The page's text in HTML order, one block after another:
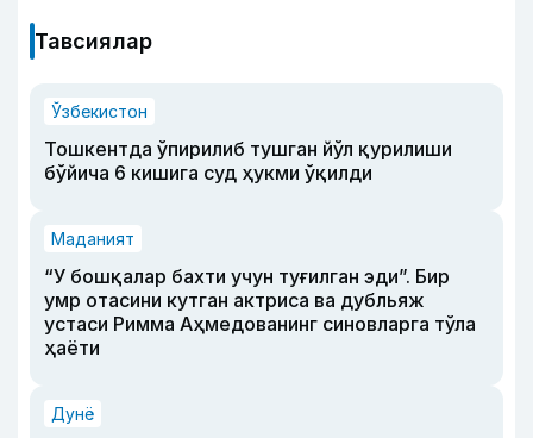
Тавсиялар
Ўзбекистон
Тошкентда ўпирилиб тушган йўл қурилиши
бўйича 6 кишига суд ҳукми ўқилди
Маданият
“У бошқалар бахти учун туғилган эди”. Бир
умр отасини кутган актриса ва дубльяж
устаси Римма Аҳмедованинг синовларга тўла
ҳаёти
Дунё